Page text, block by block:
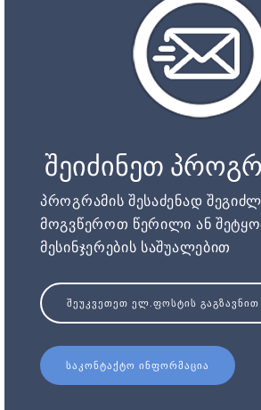
შეიძინეთ
პროგრამის შესაძენად
მოგვწეროთ წერილი ან
მესინჯერების საშუალებით
ᲨᲔᲣᲙᲕᲔᲗᲔᲗ ᲔᲚ.ᲤᲝᲡᲢᲘᲡ ᲒᲐᲒᲖᲐᲕᲜᲘᲗ
ᲡᲐᲙᲝᲜᲢᲐᲥᲢᲝ ᲘᲜᲤᲝᲠᲛᲐᲪᲘᲐ